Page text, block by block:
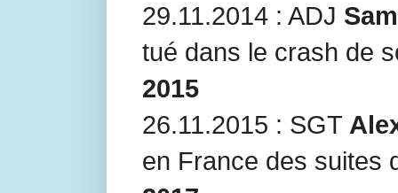
29.11.2014 : ADJ
tué dans le crash de
2015
26.11.2015 : SGT
en France des suites